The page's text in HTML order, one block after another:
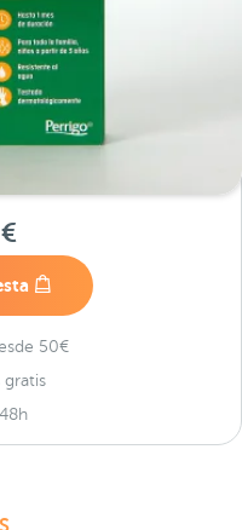
50€
gratis